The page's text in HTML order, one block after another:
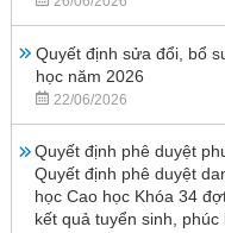
Quyết định sửa đổi, bổ
học năm 2026
22/06/2026
Quyết định phê duyệt
Quyết định phê duyệt
học Cao học Khóa 34
kết quả tuyển sinh, phúc